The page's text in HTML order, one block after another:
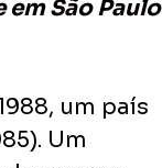
São Paulo
um país
Um